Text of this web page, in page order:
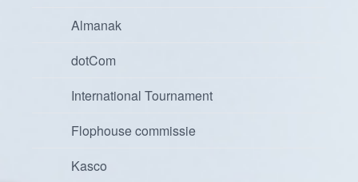
Almanak
dotCom
International Tournament
Flophouse commissie
Kasco